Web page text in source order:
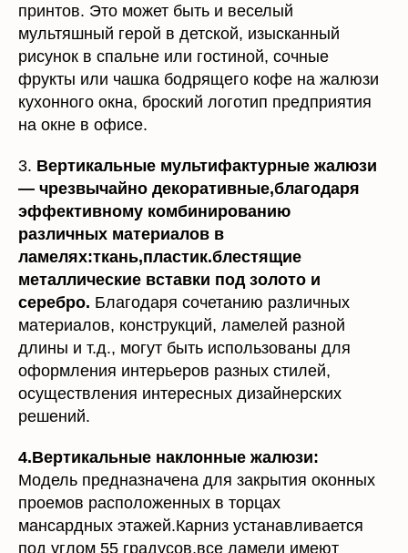
рисунок в спальне или гостиной, сочные
фрукты или чашка бодрящего кофе на жалюзи
кухонного окна, броский логотип предприятия
на окне в офисе.
3. Вертикальные мультифактурные жалюзи
— чрезвычайно декоративные,благодаря
эффективному комбинированию
различных материалов в
ламелях:ткань,пластик.блестящие
металлические вставки под золото и
серебро.Благодаря сочетанию различных
материалов, конструкций, ламелей разной
длины и т.д., могут быть использованы для
оформления интерьеров разных стилей,
осуществления интересных дизайнерских
решений.
4.Вертикальные наклонные жалюзи:
Модель предназначена для закрытия оконных
проемов расположенных в торцах
мансардных этажей.Карниз устанавливается
под углом 55 градусов,все ламели имеют
разную высоту.Управления располагается с